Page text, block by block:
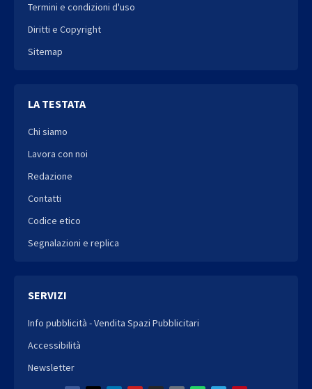
Termini e condizioni d'uso
Diritti e Copyright
Sitemap
LA TESTATA
Chi siamo
Lavora con noi
Redazione
Contatti
Codice etico
Segnalazioni e replica
SERVIZI
Info pubblicità - Vendita Spazi Pubblicitari
Accessibilità
Newsletter